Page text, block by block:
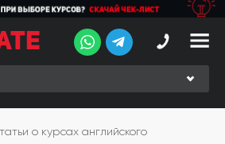
о курсах английского